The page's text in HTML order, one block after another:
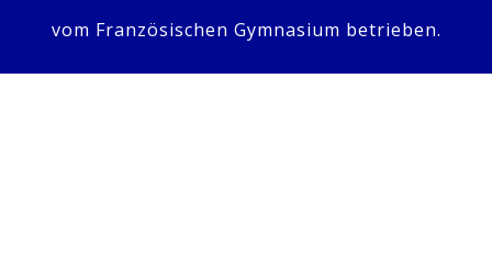
vom Französischen Gymnasium betrieben.